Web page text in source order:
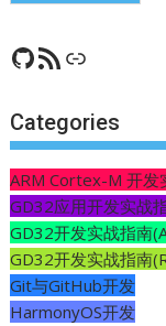
GitHub
RSS FeedCSDN
Categories
ARM Cortex-M 开发
GD32应用开发实战
GD32开发实战指南
GD32开发实战指南
Git与GitHub开发
HarmonyOS开发